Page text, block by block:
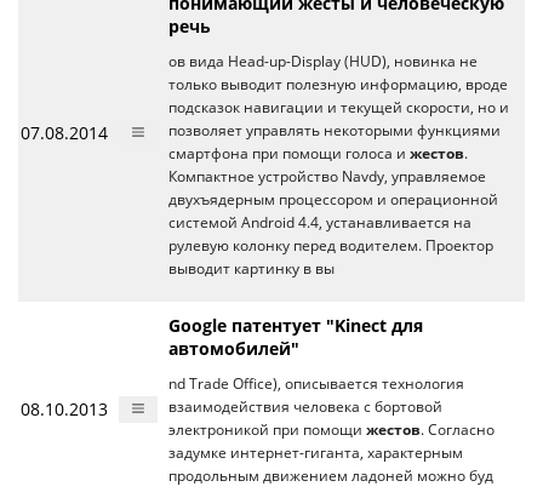
07.08.2014
речь
ов вида Head-up-Display (HUD), новинка не
только выводит полезную информацию, вроде
подсказок навигации и текущей скорости, но и
позволяет управлять некоторыми функциями
смартфона при помощи голоса и жестов.
Компактное устройство Navdy, управляемое
двухъядерным процессором и операционной
системой Android 4.4, устанавливается на
рулевую колонку перед водителем. Проектор
выводит картинку в вы
08.10.2013
Google патентует "Kinect для
автомобилей"
nd Trade Office), описывается технология
взаимодействия человека с бортовой
электроникой при помощи жестов. Согласно
задумке интернет-гиганта, характерным
продольным движением ладоней можно буд